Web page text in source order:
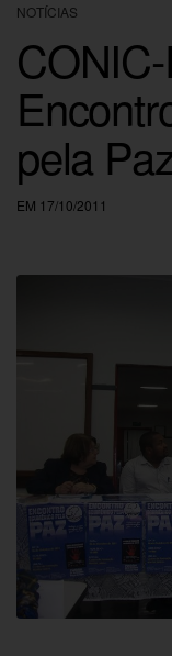
NOTÍCIAS
pela
EM 17/10/2011